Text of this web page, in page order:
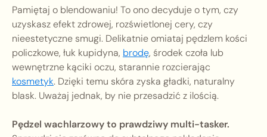
Pamiętaj o blendowaniu! To ono decyduje o tym, czy
uzyskasz efekt zdrowej, rozświetlonej cery, czy
nieestetyczne smugi. Delikatnie omiataj pędzlem kości
policzkowe, łuk kupidyna, brodę, środek czoła lub
wewnętrzne kąciki oczu, starannie rozcierając
kosmetyk. Dzięki temu skóra zyska gładki, naturalny
blask. Uważaj jednak, by nie przesadzić z ilością.
Pędzel wachlarzowy to prawdziwy multi-tasker.